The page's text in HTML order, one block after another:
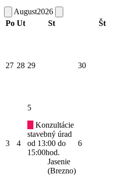
August2026
Po Ut St Št
27 28 29 30
3 4
5
Konzultácie
stavebný úrad
od 13:00 do
15:00hod.
Jasenie
(Brezno)
6